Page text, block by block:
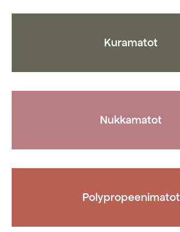
tuotteen
tuotteen
Kuramatot
Nukkamatot
Polypropeenimatot